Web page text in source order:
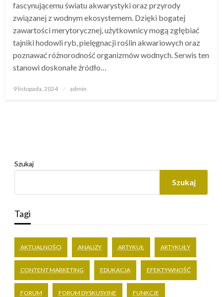
fascynującemu światu akwarystyki oraz przyrody
związanej z wodnym ekosystemem. Dzięki bogatej
zawartości merytorycznej, użytkownicy mogą zgłębiać
tajniki hodowli ryb, pielęgnacji roślin akwariowych oraz
poznawać różnorodność organizmów wodnych. Serwis ten
stanowi doskonałe źródło…
Opublikowane
9 listopada, 2024 admin
Szukaj
Szukaj
Tagi
AKTUALNOŚCI ANALIZY ARTYKUŁ ARTYKUŁY
CONTENT MARKETING EDUKACJA EFEKTYWNOŚĆ
FORUM FORUM DYSKUSYJNE FUNKCJE